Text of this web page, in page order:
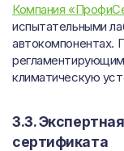
Компания
испытательными
автокомпонентах.
климатическую
3.3.
сертификата